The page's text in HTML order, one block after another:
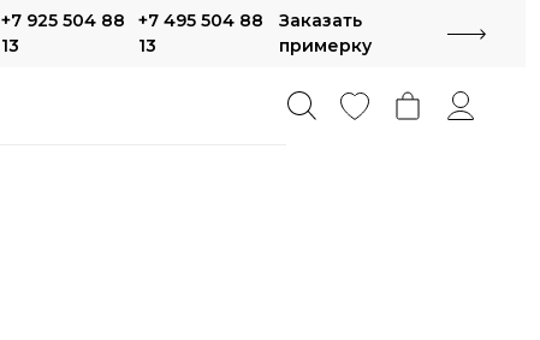
+7 925 504 88
13
+7 495 504 88
13
Заказать
примерку